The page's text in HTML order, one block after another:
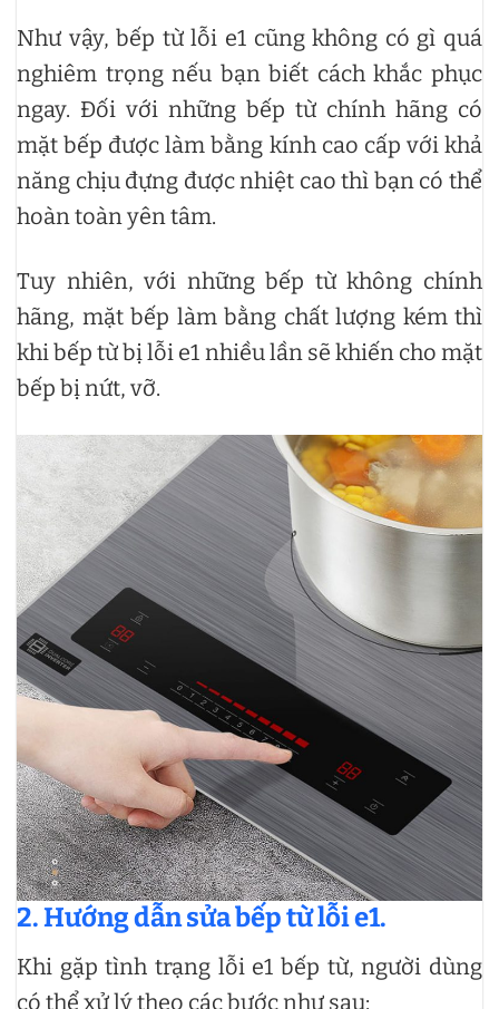
Như vậy, bếp từ lỗi e1 cũng không có gì quá
nghiêm trọng nếu bạn biết cách khắc phục
ngay. Đối với những bếp từ chính hãng có
mặt bếp được làm bằng kính cao cấp với khả
năng chịu đựng được nhiệt cao thì bạn có thể
hoàn toàn yên tâm.
Tuy nhiên, với những bếp từ không chính
hãng, mặt bếp làm bằng chất lượng kém thì
khi bếp từ bị lỗi e1 nhiều lần sẽ khiến cho mặt
bếp bị nứt, vỡ.
2. Hướng dẫn sửa bếp từ lỗi e1.
Khi gặp tình trạng lỗi e1 bếp từ, người dùng
có thể xử lý theo các bước như sau: